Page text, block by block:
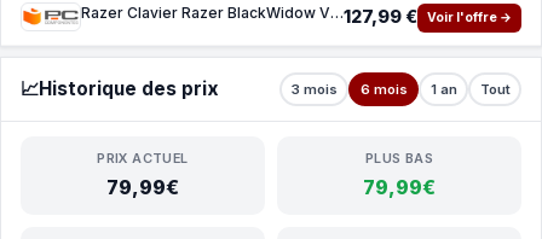
Razer Clavier Razer BlackWidow V3 Tenkeyless AZERTY Français RGB Compact127,99 € Voir l'offre →
📈Historique des prix 3 mois 6 mois 1 an Tout
PRIX ACTUEL
79,99€
PLUS BAS
79,99€